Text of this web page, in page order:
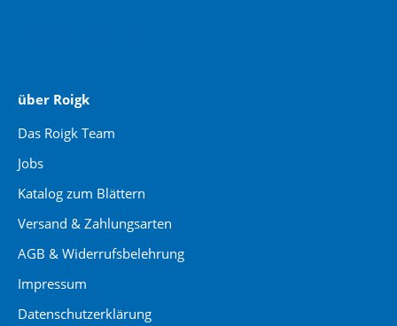
über Roigk
Das Roigk Team
Jobs
Katalog zum Blättern
Versand & Zahlungsarten
AGB & Widerrufsbelehrung
Impressum
Datenschutzerklärung